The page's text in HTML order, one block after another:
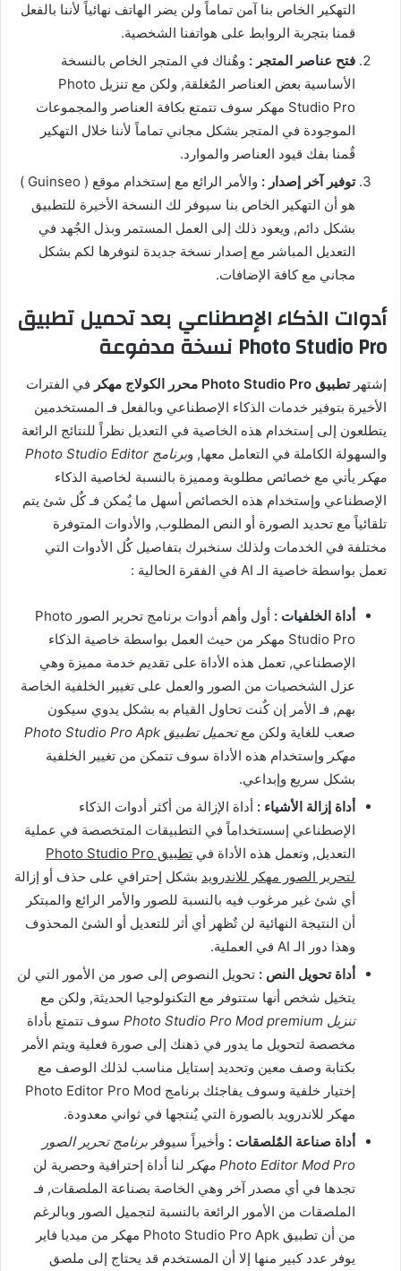
التهكير الخاص بنا آمن تماماً ولن يضر الهاتف نهائياً لأننا بالفعل
قمنا بتجربة الروابط على هواتفنا الشخصية.
فتح عناصر المتجر : وهٌناك في المتجر الخاص بالنسخة
الأساسية بعض العناصر المٌغلقة, ولكن مع تنزيل Photo
Studio Pro مهكر سوف تتمتع بكافة العناصر والمجموعات
الموجودة في المتجر بشكل مجاني تماماً لأننا خلال التهكير
قٌمنا بفك قيود العناصر والموارد.
توفير آخر إصدار :
والأمر الرائع مع إستخدام موقع ( Guinseo )
هو أن التهكير الخاص بنا سيوفر لك النسخة الأخيرة للتطبيق
بشكل دائم, ويعود ذلك إلى العمل المستمر وبذل الجٌهد في
التعديل المباشر مع إصدار نسخة جديدة لنوفرها لكم بشكل
مجاني مع كافة الإضافات.
أدوات الذكاء الإصطناعي بعد تحميل تطبيق
Photo Studio Pro نسخة مدفوعة
إشتهرتطبيق Photo Studio Pro محرر الكولاج مهكر
في الفترات
الأخيرة بتوفير خدمات الذكاء الإصطناعي وبالفعل فـ المستخدمين
يتطلعون إلى إستخدام هذه الخاصية في التعديل نظراً للنتائج الرائعة
والسهولة الكاملة في التعامل معها, و
برنامج Photo Studio Editor
مهكر يأتي مع خصائص مطلوبة ومميزة بالنسبة لخاصية الذكاء
الإصطناعي وإستخدام هذه الخصائص أسهل ما يٌمكن فـ كٌل شئ يتم
تلقائياً مع تحديد الصورة أو النص المطلوب, والأدوات المتوفرة
مختلفة في الخدمات ولذلك سنخبرك بتفاصيل كٌل الأدوات التي
تعمل بواسطة خاصية الـ AI في الفقرة الحالية :
أداة الخلفيات :
أول وأهم أدوات برنامج تحرير الصور Photo
Studio Pro مهكر من حيث العمل بواسطة خاصية الذكاء
الإصطناعي, تعمل هذه الأداة على تقديم خدمة مميزة وهي
عزل الشخصيات من الصور والعمل على تغيير الخلفية الخاصة
بهم, فـ الأمر إن كٌنت تحاول القيام به بشكل يدوي سيكون
صعب للغاية ولكن مع
تحميل تطبيق Photo Studio Pro Apk
مهكر وإستخدام هذه الأداة سوف تتمكن من تغيير الخلفية
بشكل سريع وإبداعي.
أداة إزالة الأشياء : أداة الإزالة من أكثر أدوات الذكاء
الإصطناعي إسستخداماً في التطبيقات المتخصصة في عملية
التعديل, وتعمل هذه الأداة في
تطبيق Photo Studio Pro
لتحرير الصور مهكر للاندرويد بشكل إحترافي على حذف أو إزالة
أي شئ غير مرغوب فيه بالنسبة للصور والأمر الرائع والمبتكر
أن النتيجة النهائية لن تٌظهر أي أثر للتعديل أو الشئ المحذوف
وهذا دور الـ AI في العملية.
أداة تحويل النص : تحويل النصوص إلى صور من الأمور التي لن
يتخيل شخص أنها ستتوفر مع التكنولوجيا الحديثة, ولكن مع
تنزيل Photo Studio Pro Mod premium
سوف تتمتع بأداة
مخصصة لتحويل ما يدور في ذهنك إلى صورة فعلية ويتم الأمر
بكتابة وصف معين وتحديد إستايل مناسب لذلك الوصف مع
إختيار خلفية وسوف يفاجئك برنامج Photo Editor Pro Mod
مهكر للاندرويد بالصورة التي يٌنتجها في ثواني معدودة.
أداة صناعة المٌلصقات : وأخيراً سيوفر برنامج تحرير الصور
Photo Editor Mod Pro مهكر
لنا أداة إحترافية وحصرية لن
تجدها في أي مصدر آخر وهي الخاصة بصناعة الملصقات, فـ
الملصقات من الأمور الرائعة بالنسبة لتجميل الصور وبالرغم
من أن تطبيق Photo Studio Pro Apk مهكر من ميديا فاير
يوفر عدد كبير منها إلا أن المستخدم قد يحتاج إلى ملصق